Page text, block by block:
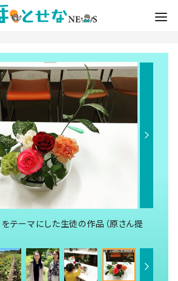
をテーマにした生徒の作品（原さん提